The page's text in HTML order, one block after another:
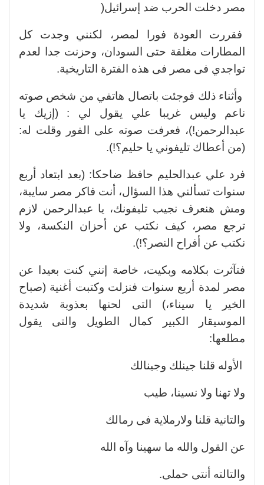
مصر دخلت الحرب ضد إسرائيل(
فقررت العودة فورا لمصر، لكنني وجدت كل
المطارات مغلقة حتى السودان، وحزنت جدا لعدم
تواجدي فى مصر فى هذه الفترة التاريخية.
وأثناء ذلك فوجئت باتصال هاتفي من شخص صوته
ناعم وليس غريبا علي يقول لي : (إزيك يا
عبدالرحمن!)، فعرفت صوته على الفور وقلت له:
(من أعطاك تليفوني يا حليم؟!).
فرد علي عبدالحليم حافظ ضاحكا: (بعد ابتعاد أربع
سنوات تسألني هذا السؤال، أنت فاكر مصر سايبة،
ومش هنعرف نجيب تليفونك، يا عبدالرحمن لازم
ترجع مصر، كيف نكتب عن أحزان النكسة، ولا
نكتب عن أفراح النصر؟!).
فتآثرت بكلامه وبكيت، خاصة إنني كنت بعيدا عن
مصر لمدة أربع سنوات فنزلت وكتبت أغنية (صباح
الخير يا سيناء،) التى لحنها بعذوبة شديدة
الموسيقار الكبير كمال الطويل والتى يقول
مطلعها:
الأوله قلنا جينلك وجينالك
ولا تهنا ولا نسينا، طيب
والتانية قلنا ولارملاية فى رمالك
عن القول والله ما سهينا وآه الله
والتالته أنتى حملى.